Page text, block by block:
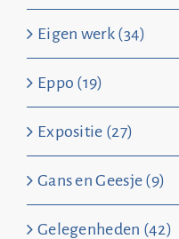
Eigen werk (34)
Eppo (19)
Expositie (27)
Gans en Geesje (9)
Gelegenheden (42)